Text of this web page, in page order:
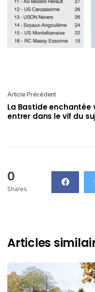
Article Précédent
La Bastide enchantée
entrer dans le vif du
0
Shares
Articles